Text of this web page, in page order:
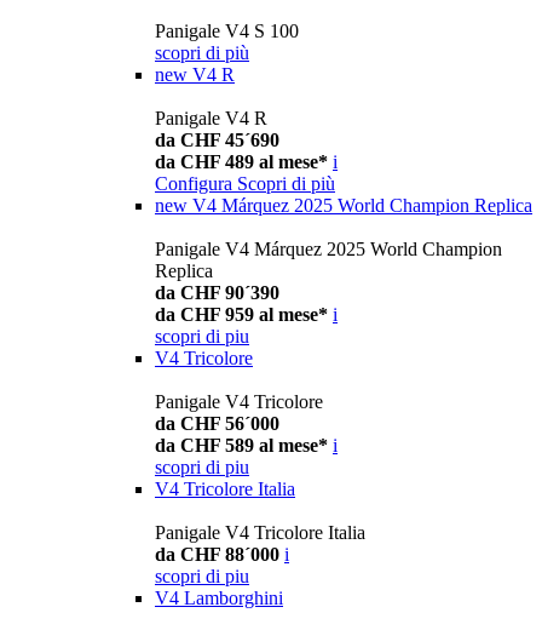
Panigale V4 S 100
scopri di più
new V4 R
Panigale V4 R
da CHF 45´690
da CHF 489 al mese* i
Configura Scopri di più
new V4 Márquez 2025 World Champion Replica
Panigale V4 Márquez 2025 World Champion
Replica
da CHF 90´390
da CHF 959 al mese* i
scopri di piu
V4 Tricolore
Panigale V4 Tricolore
da CHF 56´000
da CHF 589 al mese* i
scopri di piu
V4 Tricolore Italia
Panigale V4 Tricolore Italia
da CHF 88´000 i
scopri di piu
V4 Lamborghini